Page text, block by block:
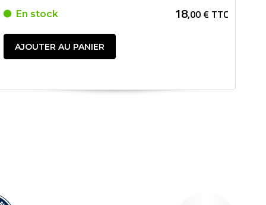
En stock 18,00 € TTC
AJOUTER AU PANIER